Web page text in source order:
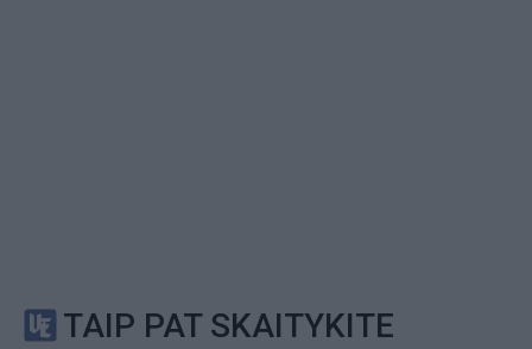
TAIP PAT SKAITYKITE